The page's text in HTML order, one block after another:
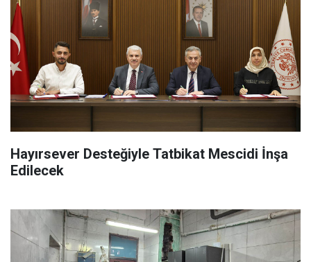
Hayırsever Desteğiyle Tatbikat Mescidi İnşa
Edilecek